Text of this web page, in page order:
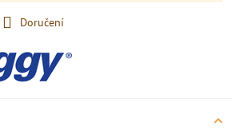
Doručení